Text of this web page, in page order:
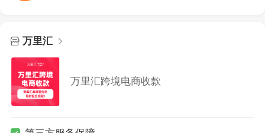
万里汇
万里汇跨境电商收款